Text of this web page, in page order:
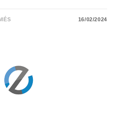
SUR
AIDES
D’ETAT
(PARTIE
1)
16/02/2024